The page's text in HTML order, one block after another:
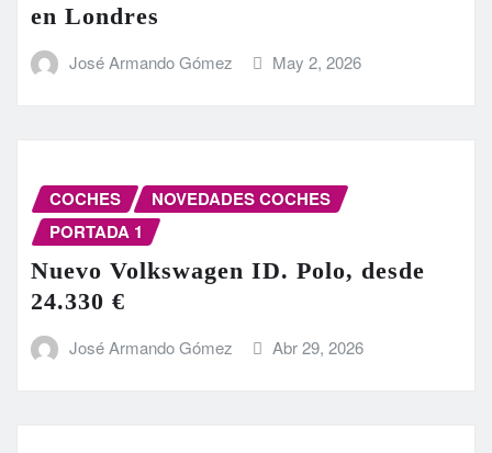
en Londres
José Armando Gómez May 2, 2026
COCHES
NOVEDADES COCHES
PORTADA 1
Nuevo Volkswagen ID. Polo, desde
24.330 €
José Armando Gómez Abr 29, 2026